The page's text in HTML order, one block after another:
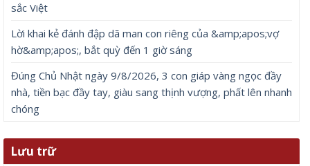
sắc Việt
Lời khai kẻ đánh đập dã man con riêng của &amp;apos;vợ
hờ&amp;apos;, bắt quỳ đến 1 giờ sáng
Đúng Chủ Nhật ngày 9/8/2026, 3 con giáp vàng ngọc đầy
nhà, tiền bạc đầy tay, giàu sang thịnh vượng, phất lên nhanh
chóng
Lưu trữ